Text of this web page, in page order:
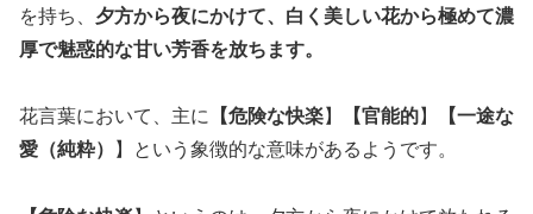
を持ち、 夕方から夜にかけて、白く美しい花から極めて濃
厚で魅惑的な甘い芳香を放ちます。
花言葉において、主に 【危険な快楽】 【官能的】
【一途な
愛（純粋）
】という象徴的な意味があるようです。